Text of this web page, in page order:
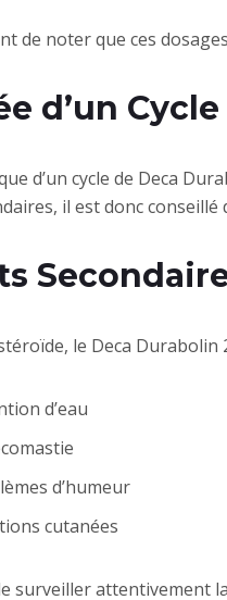
de noter que ces
d’un Cycle
d’un cycle de Deca
il est donc
le Deca Durabolin
d’eau
d’humeur
cutanées
surveiller attentivement